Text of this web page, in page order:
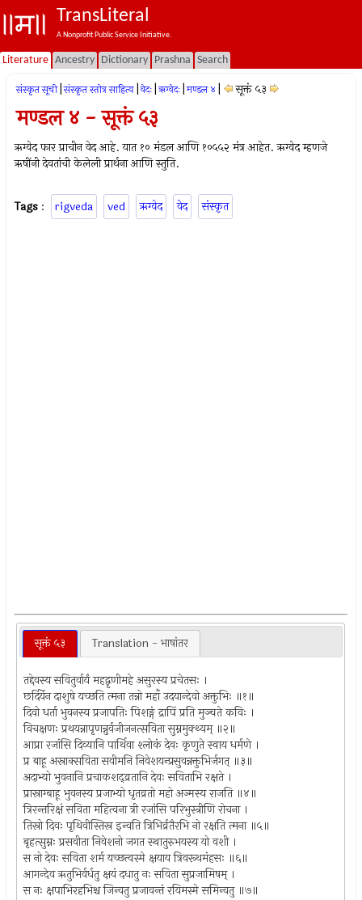
TransLiteral
A Nonprofit Public Service Initiative.
Literature Ancestry Dictionary Prashna Search
संस्कृत सूची संस्कृत स्तोत्र साहित्य वेदः ऋग्वेदः मण्डल ४ सूक्तं ५३
मण्डल ४ - सूक्तं ५३
ऋग्वेद फार प्राचीन वेद आहे. यात १० मंडल आणि १०५५२ मंत्र आहेत. ऋग्वेद म्हणजे
ऋषींनी देवतांची केलेली प्रार्थना आणि स्तुति.
Tags : rigveda ved ऋग्वेद वेद संस्कृत
सूक्तं ५३ Translation - भाषांतर
तद्देवस्य सवितुर्वार्यं महद्वृणीमहे असुरस्य प्रचेतसः ।
छर्दिर्येन दाशुषे यच्छति त्मना तन्नो महाँ उदयान्देवो अक्तुभिः ॥१॥
दिवो धर्ता भुवनस्य प्रजापतिः पिशङ्गं द्रापिं प्रति मुञ्चते कविः ।
विचक्षणः प्रथयन्नापृणन्नुर्वजीजनत्सविता सुम्नमुक्थ्यम् ॥२॥
आप्रा रजांसि दिव्यानि पार्थिवा श्लोकं देवः कृणुते स्वाय धर्मणे ।
प्र बाहू अस्राक्सविता सवीमनि निवेशयन्प्रसुवन्नक्तुभिर्जगत् ॥३॥
अदाभ्यो भुवनानि प्रचाकशद्व्रतानि देवः सविताभि रक्षते ।
प्रास्राग्बाहू भुवनस्य प्रजाभ्यो धृतव्रतो महो अज्मस्य राजति ॥४॥
त्रिरन्तरिक्षं सविता महित्वना त्री रजांसि परिभुस्त्रीणि रोचना ।
तिस्रो दिवः पृथिवीस्तिस्र इन्वति त्रिभिर्व्रतैरभि नो रक्षति त्मना ॥५॥
बृहत्सुम्नः प्रसवीता निवेशनो जगत स्थातुरुभयस्य यो वशी ।
स नो देवः सविता शर्म यच्छत्वस्मे क्षयाय त्रिवरूथमंहसः ॥६॥
आगन्देव ऋतुभिर्वर्धतु क्षयं दधातु नः सविता सुप्रजामिषम् ।
स नः क्षपाभिरहभिश्च जिन्वतु प्रजावन्तं रयिमस्मे समिन्वतु ॥७॥